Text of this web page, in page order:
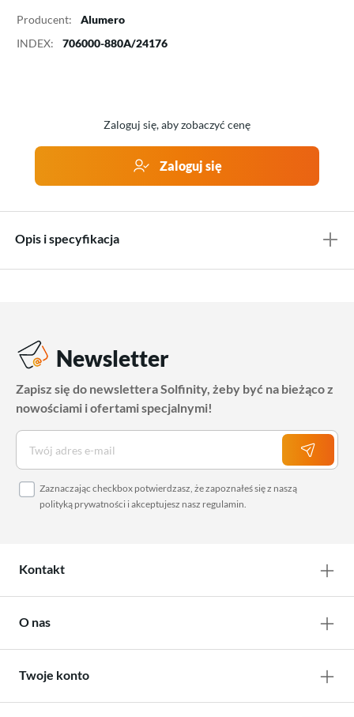
Producent:
Alumero
INDEX:
706000-880A/24176
Zaloguj się, aby zobaczyć cenę
Zaloguj się
Opis i specyfikacja
Newsletter
Zapisz się do newslettera Solfinity, żeby być na bieżąco z
nowościami i ofertami specjalnymi!
Zaznaczając checkbox potwierdzasz, że zapoznałeś się z naszą
polityką prywatności i akceptujesz nasz regulamin.
Kontakt
O nas
Twoje konto